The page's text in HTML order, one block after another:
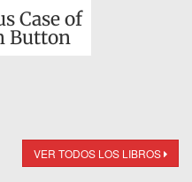
Case of
Button
VER TODOS LOS LIBROS